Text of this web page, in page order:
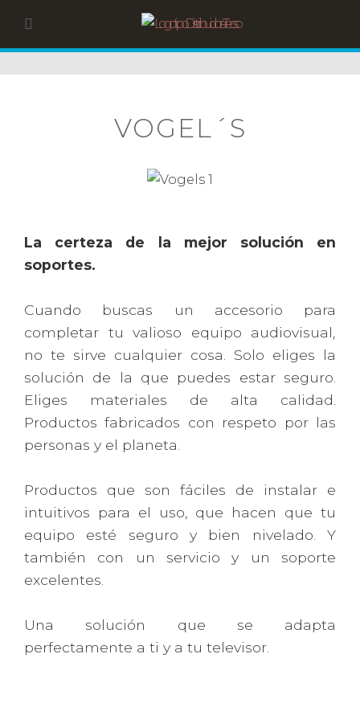
VOGEL´S
La certeza de la mejor solución en
soportes.
Cuando buscas un accesorio para
completar tu valioso equipo audiovisual,
no te sirve cualquier cosa. Solo eliges la
solución de la que puedes estar seguro.
Eliges materiales de alta calidad.
Productos fabricados con respeto por las
personas y el planeta.
Productos que son fáciles de instalar e
intuitivos para el uso, que hacen que tu
equipo esté seguro y bien nivelado. Y
también con un servicio y un soporte
excelentes.
Una solución que se adapta
perfectamente a ti y a tu televisor.